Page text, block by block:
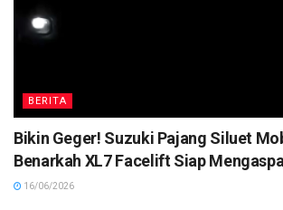
BERITA
Bikin Geger! Suzuki Pajang Siluet
Benarkah XL7 Facelift Siap
16/06/2026